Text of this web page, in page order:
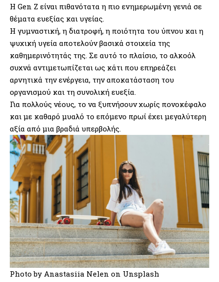
Η Gen Z είναι πιθανότατα η πιο ενημερωμένη γενιά σε
θέματα ευεξίας και υγείας.
Η γυμναστική, η διατροφή, η ποιότητα του ύπνου και η
ψυχική υγεία αποτελούν βασικά στοιχεία της
καθημερινότητάς της. Σε αυτό το πλαίσιο, το αλκοόλ
συχνά αντιμετωπίζεται ως κάτι που επηρεάζει
αρνητικά την ενέργεια, την αποκατάσταση του
οργανισμού και τη συνολική ευεξία.
Για πολλούς νέους, το να ξυπνήσουν χωρίς πονοκέφαλο
και με καθαρό μυαλό το επόμενο πρωί έχει μεγαλύτερη
αξία από μια βραδιά υπερβολής.
Photo by Anastasiia Nelen on Unsplash